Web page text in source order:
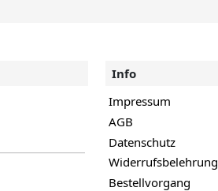
Info
Impressum
AGB
Datenschutz
Widerrufsbelehrung
Bestellvorgang